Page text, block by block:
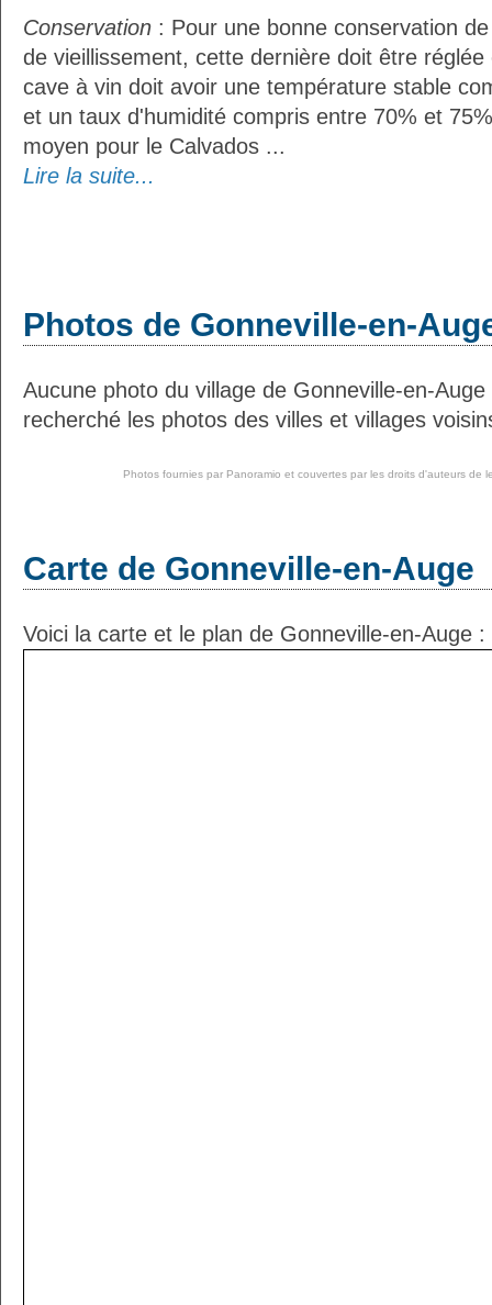
Conservation : Pour une bonne conservation
de vieillissement, cette dernière doit être réglée
cave à vin doit avoir une température stable
et un taux d'humidité compris entre 70% et
moyen pour le Calvados ...
Lire la suite...
Photos de Gonneville-en-
Aucune photo du village de Gonneville-en-
recherché les photos des villes et villages
Photos fournies par Panoramio et couvertes par les droits d'auteurs de
Carte de Gonneville-en-Auge
Voici la carte et le plan de Gonneville-en-Auge :